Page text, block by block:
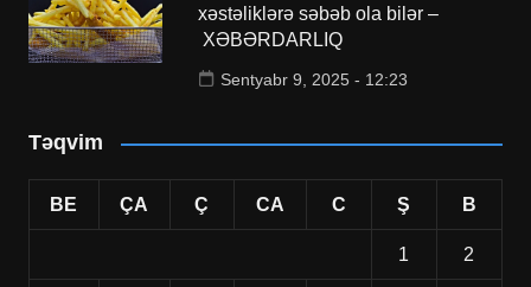
xəstəliklərə səbəb ola bilər –
XƏBƏRDARLIQ
Sentyabr 9, 2025 - 12:23
Təqvim
BE ÇA Ç CA C Ş B
1 2